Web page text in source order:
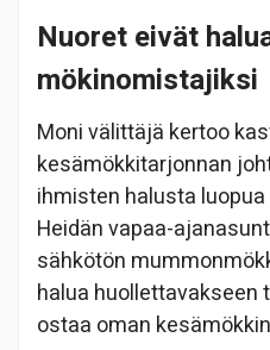
Nuoret eivät
mökinomistajiksi
Moni välittäjä kertoo
kesämökkitarjonnan
ihmisten halusta
Heidän vapaa-
sähkötön
halua huollettavakseen
ostaa oman